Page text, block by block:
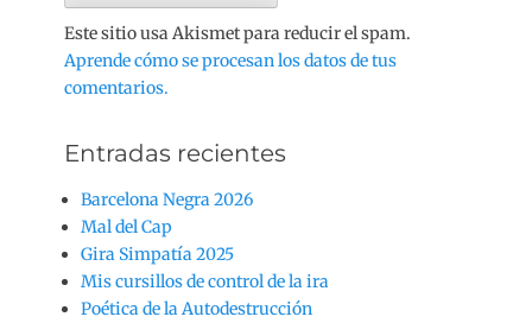
Este sitio usa Akismet para reducir el spam.
Aprende cómo se procesan los datos de tus
comentarios.
Entradas recientes
Barcelona Negra 2026
Mal del Cap
Gira Simpatía 2025
Mis cursillos de control de la ira
Poética de la Autodestrucción